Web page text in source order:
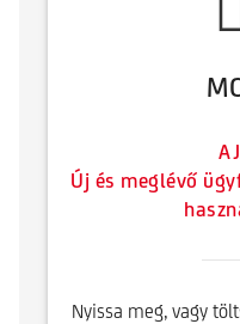
Új és meglévő
Nyissa meg, vagy